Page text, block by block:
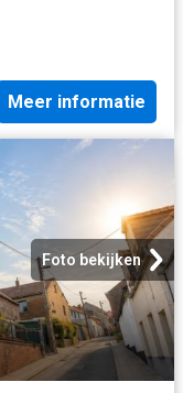
Meer informatie
Foto bekijken